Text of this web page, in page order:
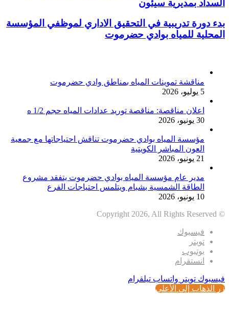
السداد بمديرية سيئون
بدء دورة تدريبية في التحقيق الاداري لموظفي المؤسسة
المحلية للمياه بوادي حضرموت
مناقشة تموينات المياه بمناطق وادي حضرموت
5 يوليو، 2026
اعلان مناقصة: مناقصة توريد عدادات المياه حجم 1/2 ه
30 يونيو، 2026
مؤسسة المياه بوادي حضرموت تناقش احتياجاتها مع جمعية
العون المباشر الكويتية
21 يونيو، 2026
مدير عام مؤسسة المياه بوادي حضرموت يتفقد مشروع
الطاقة الشمسية بشبام ويتلمس احتياجات الفرع
10 يونيو، 2026
© Copyright 2026, All Rights Reserved
فيسبوك
تويتر
يوتيوب
انستقرام
فيسبوك تويتر واتساب تيلقرام
زر الذهاب إلى الأعلى